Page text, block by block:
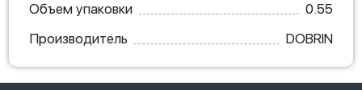
Объем упаковки
0.55
Производитель
DOBRIN